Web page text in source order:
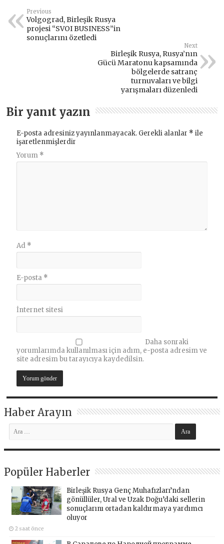
Previous
Volgograd, Birleşik Rusya
projesi “SVOI BUSINESS”in
sonuçlarını özetledi
Next
Birleşik Rusya, Rusya’nın
Gücü Maratonu kapsamında
bölgelerde satranç
turnuvaları ve bilgi
yarışmaları düzenledi
Bir yanıt yazın
E-posta adresiniz yayınlanmayacak. Gerekli alanlar * ile
işaretlenmişlerdir
Yorum *
Ad *
E-posta *
İnternet sitesi
Daha sonraki
yorumlarımda kullanılması için adım, e-posta adresim ve
site adresim bu tarayıcıya kaydedilsin.
Haber Arayın
Popüler Haberler
Birleşik Rusya Genç Muhafızları’ndan
gönüllüler, Ural ve Uzak Doğu’daki sellerin
sonuçlarını ortadan kaldırmaya yardımcı
oluyor
2 saat önce